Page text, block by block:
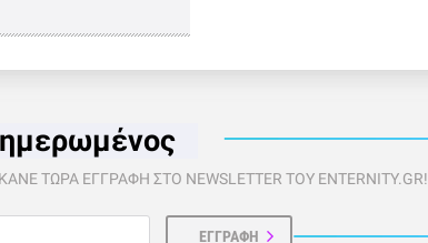
ΤΩΡΑ ΕΓΓΡΑΦΗ ΣΤΟ NEWSLETTER ΤΟΥ ENTERNITY.GR!